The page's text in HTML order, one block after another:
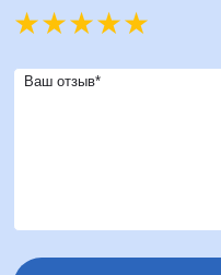
Ваш отзыв*